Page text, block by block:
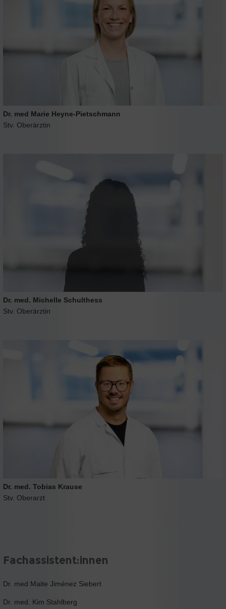
Dr. med Marie Heyne-Pietschmann
Stv. Oberärztin
Dr. med. Michelle Schulthess
Stv. Oberärztin
Dr. med. Tobias Krause
Stv. Oberarzt
Fachassistent:innen
Dr. med Maite Jiménez Siebert
Dr. med. Kim Stahlberg